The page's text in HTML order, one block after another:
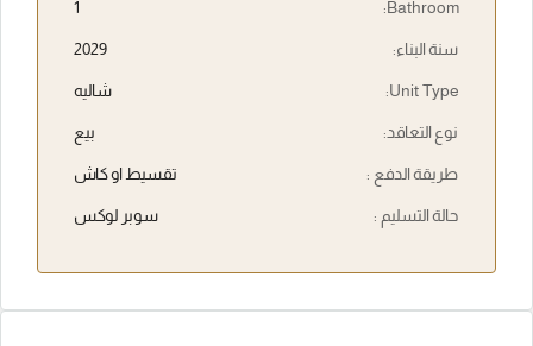
Bathroom:
1
سنة البناء: 2029
Unit Type: شاليه
نوع التعاقد: بيع
طريقة الدفع : تقسيط او كاش
حالة التسليم : سوبر لوكس